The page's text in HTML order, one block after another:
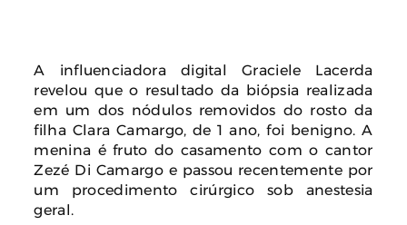
A influenciadora digital Graciele Lacerda
revelou que o resultado da biópsia realizada
em um dos nódulos removidos do rosto da
filha Clara Camargo, de 1 ano, foi benigno. A
menina é fruto do casamento com o cantor
Zezé Di Camargo e passou recentemente por
um procedimento cirúrgico sob anestesia
geral.